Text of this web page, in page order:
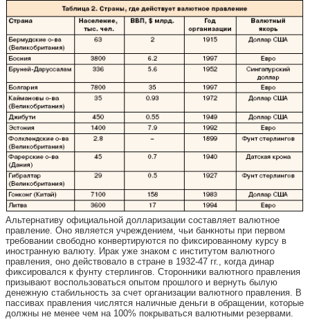
Альтернативу официальной долларизации составляет валютное
правление. Оно является учреждением, чьи банкноты при первом
требовании свободно конвертируются по фиксированному курсу в
иностранную валюту. Ирак уже знаком с институтом валютного
правления, оно действовало в стране в 1932-47 гг., когда динар
фиксировался к фунту стерлингов. Сторонники валютного правления
призывают воспользоваться опытом прошлого и вернуть былую
денежную стабильность за счет организации валютного правления. В
пассивах правления числятся наличные деньги в обращении, которые
должны не менее чем на 100% покрываться валютными резервами.